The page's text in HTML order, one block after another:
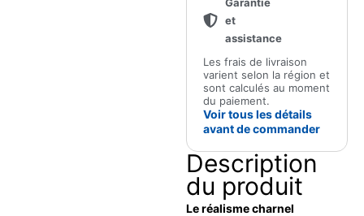
Receiver
et
assistance
Les frais de livraison
varient selon la région et
sont calculés au moment
du paiement.
Voir tous les détails
avant de commander
Description
du produit
Le réalisme charnel